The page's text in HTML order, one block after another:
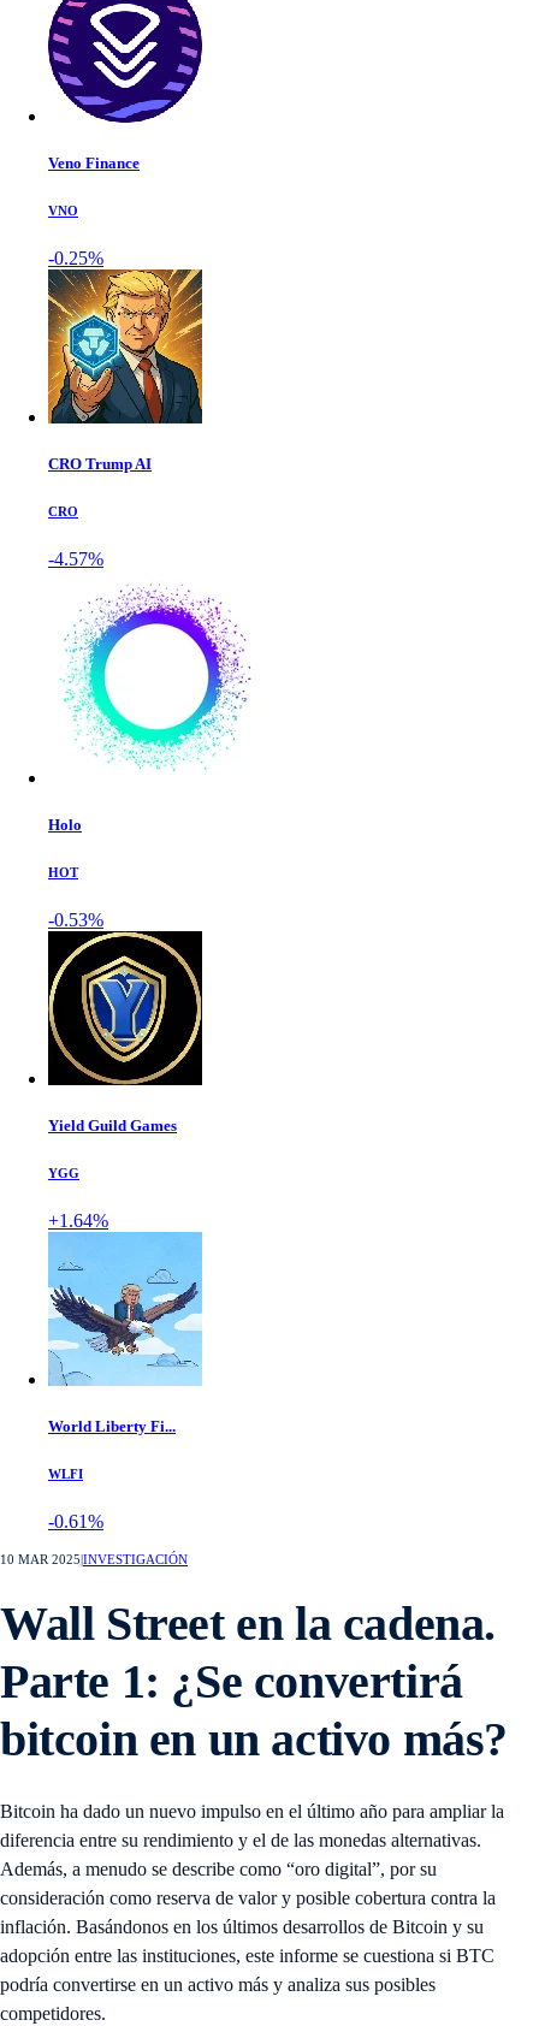
Veno Finance
VNO
-0.25%
CRO Trump AI
CRO
-4.57%
Holo
HOT
-0.53%
Yield Guild Games
YGG
+1.64%
World Liberty Fi...
WLFI
-0.61%
10 MAR 2025 INVESTIGACIÓN
Wall Street en la cadena.
Parte 1: ¿Se convertirá
bitcoin en un activo más?
Bitcoin ha dado un nuevo impulso en el último año para ampliar la
diferencia entre su rendimiento y el de las monedas alternativas.
Además, a menudo se describe como “oro digital”, por su
consideración como reserva de valor y posible cobertura contra la
inflación. Basándonos en los últimos desarrollos de Bitcoin y su
adopción entre las instituciones, este informe se cuestiona si BTC
podría convertirse en un activo más y analiza sus posibles
competidores.